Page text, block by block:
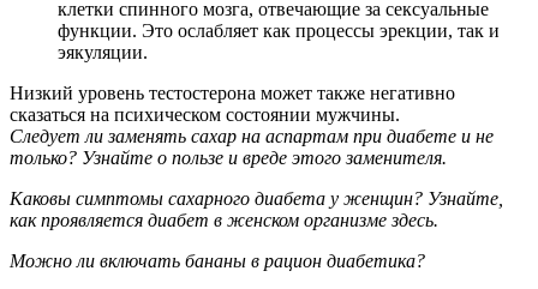
клетки спинного мозга, отвечающие за сексуальные
функции. Это ослабляет как процессы эрекции, так и
эякуляции.
Низкий уровень тестостерона может также негативно
сказаться на психическом состоянии мужчины.
Следует ли заменять сахар на аспартам при диабете и не
только? Узнайте о пользе и вреде этого заменителя.
Каковы симптомы сахарного диабета у женщин? Узнайте,
как проявляется диабет в женском организме здесь.
Можно ли включать бананы в рацион диабетика?